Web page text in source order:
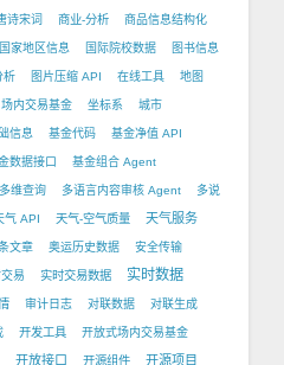
诗宋词 商业-分析 商品信息结构化
国家地区信息 国际院校数据 图书信息
析 图片压缩 API 在线工具 地图
场内交易基金 坐标系 城市
信息 基金代码 基金净值 API
数据接口 基金组合 Agent
多维查询 多语言内容审核 Agent 多说
气 API 天气-空气质量 天气服务
文章 奥运历史数据 安全传输
易 实时交易数据 实时数据
审计日志 对联数据 对联生成
开发工具 开放式场内交易基金
开放接口 开源组件 开源项目